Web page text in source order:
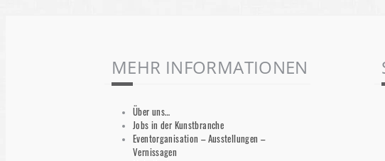
MEHR INFORMATIONEN
Über uns…
Jobs in der Kunstbranche
Eventorganisation – Ausstellungen –
Vernissagen